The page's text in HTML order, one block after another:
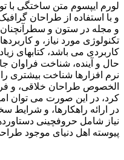
لورم ایپسوم متن ساختگی با
و با استفاده از طراحان
و مجله در ستون و
تکنولوژی مورد نیاز، و
کاربردی می باشد، کتابهای
حال و آینده، شناخت فراوان
نرم افزارها شناخت بیشتری
الخصوص طراحان خلاقی، و
کرد، در این صورت می توان
در ارائه راهکارها، و شرایط
نیاز شامل حروفچینی
پیوسته اهل دنیای موجود